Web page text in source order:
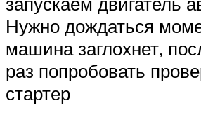
Нужно дождаться
машина заглохнет,
раз попробовать
стартер